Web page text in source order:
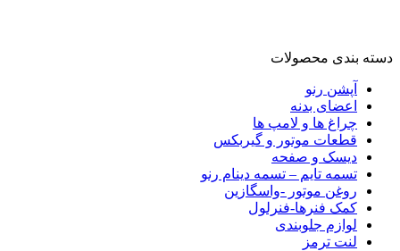
دسته‌ بندی محصولات
آپشن رنو
اعضای بدنه
چراغ ها و لامپ ها
قطعات موتور و گیربکس
دیسک و صفحه
تسمه تایم – تسمه دینام رنو
روغن موتور -واسگازین
کمک فنرها-فنرلول
لوازم جلوبندی
لنت ترمز